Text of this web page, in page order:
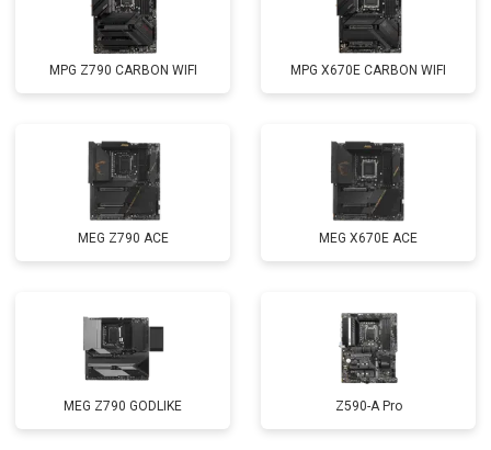
MPG Z790 CARBON WIFI MPG X670E CARBON WIFI
MEG Z790 ACE MEG X670E ACE
MEG Z790 GODLIKE Z590-A Pro